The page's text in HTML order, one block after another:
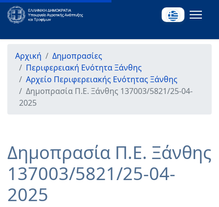
Αρχική
Δημοπρασίες
Περιφερειακή Ενότητα Ξάνθης
Αρχείο Περιφερειακής Ενότητας Ξάνθης
Δημοπρασία Π.Ε. Ξάνθης 137003/5821/25-04-
2025
Δημοπρασία Π.Ε. Ξάνθης
137003/5821/25-04-
2025